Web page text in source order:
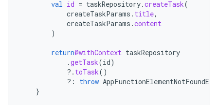
val id = taskRepository.createTask(
createTaskParams . title,
createTaskParams .content
)
return@withContext taskRepository
.getTask(id)
?. toTask()
?:
throw
}